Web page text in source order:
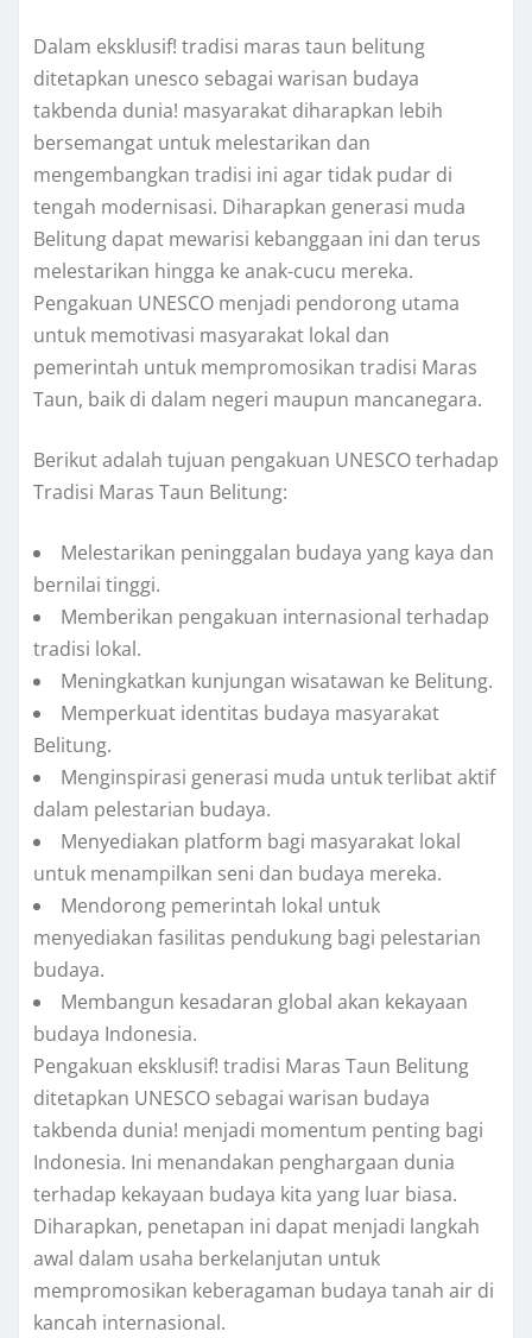
Dalam eksklusif! tradisi maras taun belitung
ditetapkan unesco sebagai warisan budaya
takbenda dunia! masyarakat diharapkan lebih
bersemangat untuk melestarikan dan
mengembangkan tradisi ini agar tidak pudar di
tengah modernisasi. Diharapkan generasi muda
Belitung dapat mewarisi kebanggaan ini dan terus
melestarikan hingga ke anak-cucu mereka.
Pengakuan UNESCO menjadi pendorong utama
untuk memotivasi masyarakat lokal dan
pemerintah untuk mempromosikan tradisi Maras
Taun, baik di dalam negeri maupun mancanegara.
Berikut adalah tujuan pengakuan UNESCO terhadap
Tradisi Maras Taun Belitung:
Melestarikan peninggalan budaya yang kaya dan
bernilai tinggi.
Memberikan pengakuan internasional terhadap
tradisi lokal.
Meningkatkan kunjungan wisatawan ke Belitung.
Memperkuat identitas budaya masyarakat
Belitung.
Menginspirasi generasi muda untuk terlibat aktif
dalam pelestarian budaya.
Menyediakan platform bagi masyarakat lokal
untuk menampilkan seni dan budaya mereka.
Mendorong pemerintah lokal untuk
menyediakan fasilitas pendukung bagi pelestarian
budaya.
Membangun kesadaran global akan kekayaan
budaya Indonesia.
Pengakuan eksklusif! tradisi Maras Taun Belitung
ditetapkan UNESCO sebagai warisan budaya
takbenda dunia! menjadi momentum penting bagi
Indonesia. Ini menandakan penghargaan dunia
terhadap kekayaan budaya kita yang luar biasa.
Diharapkan, penetapan ini dapat menjadi langkah
awal dalam usaha berkelanjutan untuk
mempromosikan keberagaman budaya tanah air di
kancah internasional.